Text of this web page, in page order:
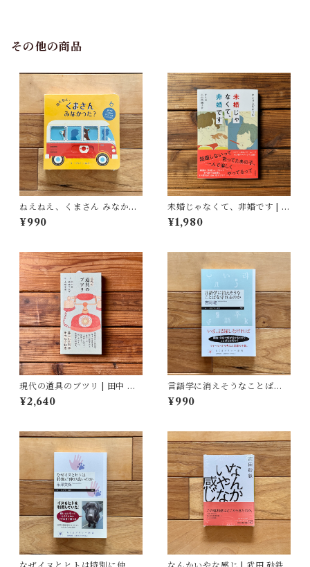
その他の商品
ねえねえ、くまさん みなかっ
た？ | リディア・ニコルズ
(絵), みた かよこ(訳)
¥990
未婚じゃなくて、非婚です | ホ
ンサムピギョル, すんみ(翻訳),
小山内園子(翻訳)
¥1,980
現代の道具のブツリ | 田中 幸,
結城 千代子, 大塚 文香(絵)
¥2,640
言語学に消えそうなことばを
守れるのか | 吉岡 乾
¥990